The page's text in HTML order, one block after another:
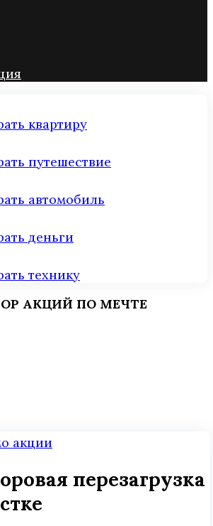
квартиру
путешествие
автомобиль
деньги
технику
АКЦИЙ ПО МЕЧТЕ
акции
перезагрузка